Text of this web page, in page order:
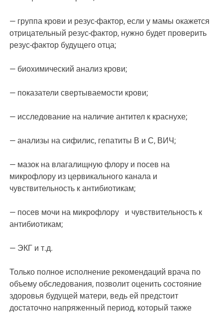
— группа крови и резус-фактор, если у мамы окажется
отрицательный резус-фактор, нужно будет проверить
резус-фактор будущего отца;
— биохимический анализ крови;
— показатели свертываемости крови;
— исследование на наличие антител к краснухе;
— анализы на сифилис, гепатиты В и С, ВИЧ;
— мазок на влагалищную флору и посев на
микрофлору из цервикального канала и
чувствительность к антибиотикам;
— посев мочи на микрофлору и чувствительность к
антибиотикам;
— ЭКГ и т.д.
Только полное исполнение рекомендаций врача по
объему обследования, позволит оценить состояние
здоровья будущей матери, ведь ей предстоит
достаточно напряженный период, который также